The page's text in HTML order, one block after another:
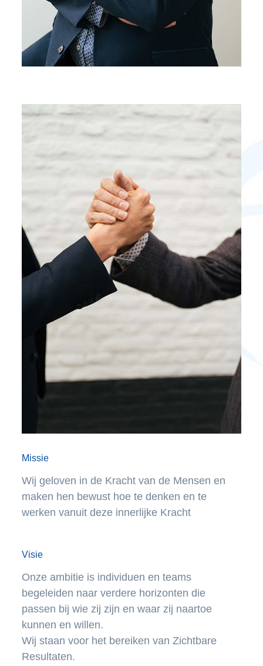
Missie
Wij geloven in de Kracht van de Mensen en
maken hen bewust hoe te denken en te
werken vanuit deze innerlijke Kracht
Visie
Onze ambitie is individuen en teams
begeleiden naar verdere horizonten die
passen bij wie zij zijn en waar zij naartoe
kunnen en willen.
Wij staan voor het bereiken van Zichtbare
Resultaten.